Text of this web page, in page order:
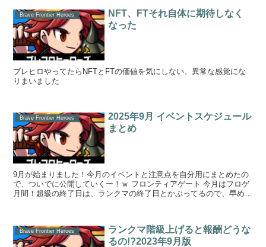
Brave Frontier Heroes
NFT、FTそれ自体に期待しなく
なった
ブレヒロやってたらNFTとFTの価値を気にしない、異常な感覚にな
りまいました
Brave Frontier Heroes
2025年9月 イベントスケジュール
まとめ
9月が始まりました！今月のイベントと注意点を自分用にまとめたの
で、ついでに公開していくー！ｗ フロンティアゲート 今月はフロゲ
月間！超級の終了日は、ランクマの終了日とかぶってるので、早めに
Brave Frontier Heroes
ランクマ階級上げると報酬どうな
るの!?2023年9月版